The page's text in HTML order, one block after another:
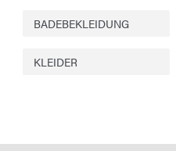
BADEBEKLEIDUNG
KLEIDER